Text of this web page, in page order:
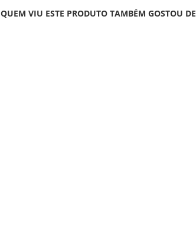
QUEM VIU ESTE PRODUTO TAMBÉM GOSTOU DE